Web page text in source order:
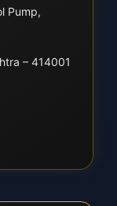
Pump,
– 414001